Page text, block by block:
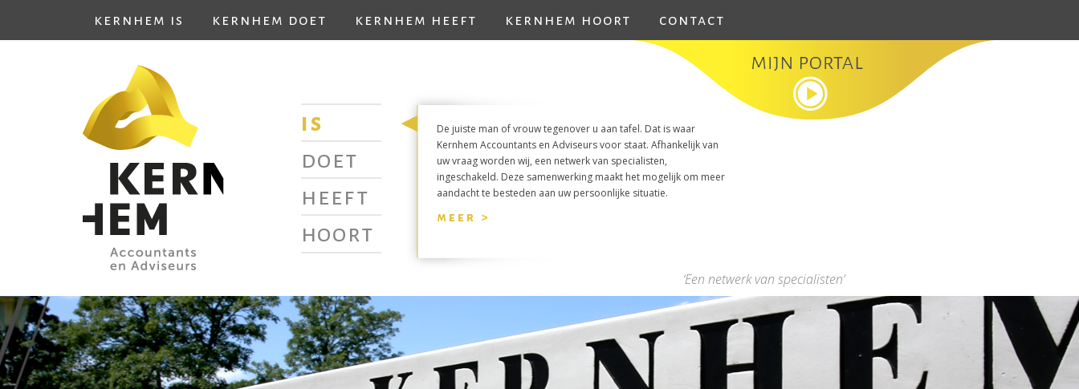
kernhem is kernhem doet kernhem heeft kernhem hoort contact
is
doet
heeft
hoort
De juiste man of vrouw tegenover u aan tafel. Dat is waar
Kernhem Accountants en Adviseurs voor staat. Afhankelijk van
uw vraag worden wij, een netwerk van specialisten,
ingeschakeld. Deze samenwerking maakt het mogelijk om meer
aandacht te besteden aan uw persoonlijke situatie.
meer >
‘Een netwerk van specialisten’